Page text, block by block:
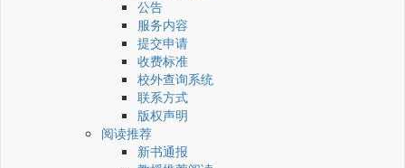
公告
服务内容
提交申请
收费标准
校外查询系统
联系方式
版权声明
阅读推荐
新书通报